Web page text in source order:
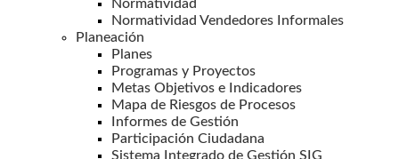
Normatividad
Normatividad Vendedores Informales
Planeación
Planes
Programas y Proyectos
Metas Objetivos e Indicadores
Mapa de Riesgos de Procesos
Informes de Gestión
Participación Ciudadana
Sistema Integrado de Gestión SIG